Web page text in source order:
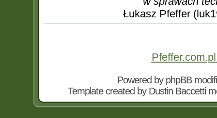
Łukasz Pfeffer
Powered by phpBB
Template created by Dustin Baccetti